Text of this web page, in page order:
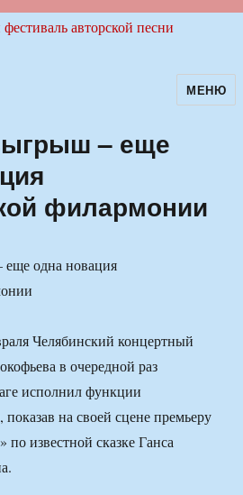
авторскойМЕНЮ
– еще
филармонии
Челябинский концертный
в очередной раз
исполнил функции
показав на своей сцене премьеру
известной сказке Ганса